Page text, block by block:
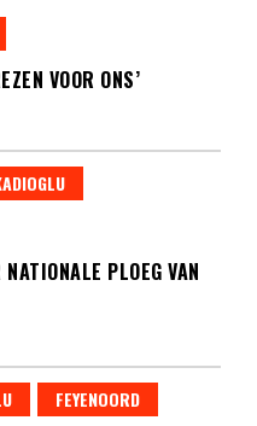
VOOR ONS’
PLOEG VAN
FEYENOORD